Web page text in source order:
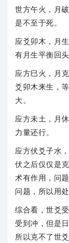
世方午火，月
是不至于死。
应爻卯木，月
有月生平衡回
应方巳火，月
爻卯木来生，
大。
应方未土，月
力量还行。
应方伏爻子水
伏之后仅仅是
术有作用，问
问题，所以用处
综合看，世爻
受到冲，但是
所以克不了世